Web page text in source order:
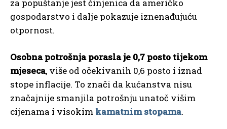
za popuštanje jest činjenica da američko
gospodarstvo i dalje pokazuje iznenađujuću
otpornost.
Osobna potrošnja porasla je 0,7 posto tijekom
mjeseca, više od očekivanih 0,6 posto i iznad
stope inflacije. To znači da kućanstva nisu
značajnije smanjila potrošnju unatoč višim
cijenama i visokim kamatnim stopama.